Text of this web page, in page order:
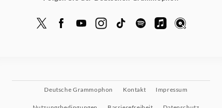
Deutsche Grammophon Kontakt Impressum